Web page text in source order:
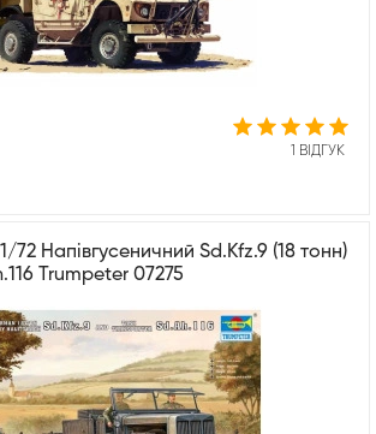
1 ВІДГУК
72 Напівгусеничний Sd.Kfz.9 (18 тонн)
Trumpeter 07275